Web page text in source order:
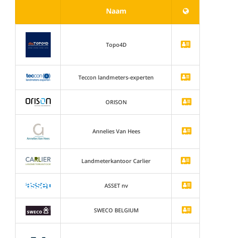
Naam
Topo4D
Teccon landmeters-experten
ORISON
Annelies Van Hees
Landmeterkantoor Carlier
ASSET nv
SWECO BELGIUM